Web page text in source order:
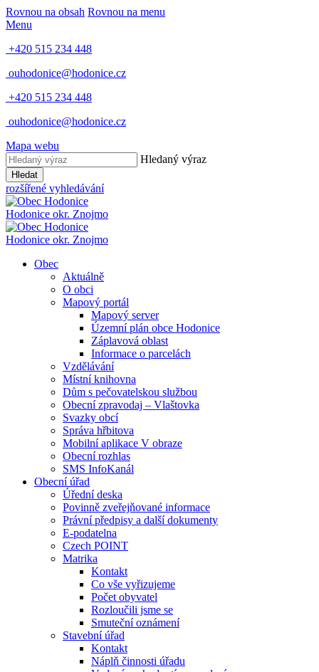
Rovnou na obsah Rovnou na menu
Menu
+420 515 234 448
ouhodonice@hodonice.cz
+420 515 234 448
ouhodonice@hodonice.cz
Mapa webu
Hledaný výraz
Hledat
rozšířené vyhledávání
Hodonice okr. Znojmo
Hodonice okr. Znojmo
Obec
Aktuálně
O obci
Mapový portál
Mapový server
Územní plán obce Hodonice
Záplavová oblast
Informace o parcelách
Vzdělávání
Místní knihovna
Dům s pečovatelskou službou
Obecní zpravodaj – Vlaštovka
Svazky obcí
Správa hřbitova
Mobilní aplikace V obraze
Obecní rozhlas
SMS InfoKanál
Obecní úřad
Úřední deska
Povinně zveřejňované informace
Právní předpisy a další dokumenty
E-podatelna
Czech POINT
Matrika
Kontakt
Co vše vyřizujeme
Počet obyvatel
Rozloučili jsme se
Smuteční oznámení
Stavební úřad
Kontakt
Náplň činnosti úřadu